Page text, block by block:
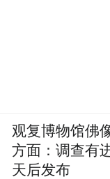
观复博物馆佛
方面：调查有
天后发布